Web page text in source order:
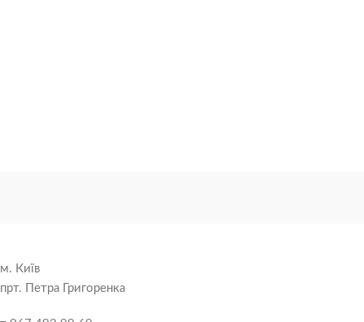
м. Київ
прт. Петра Григоренка